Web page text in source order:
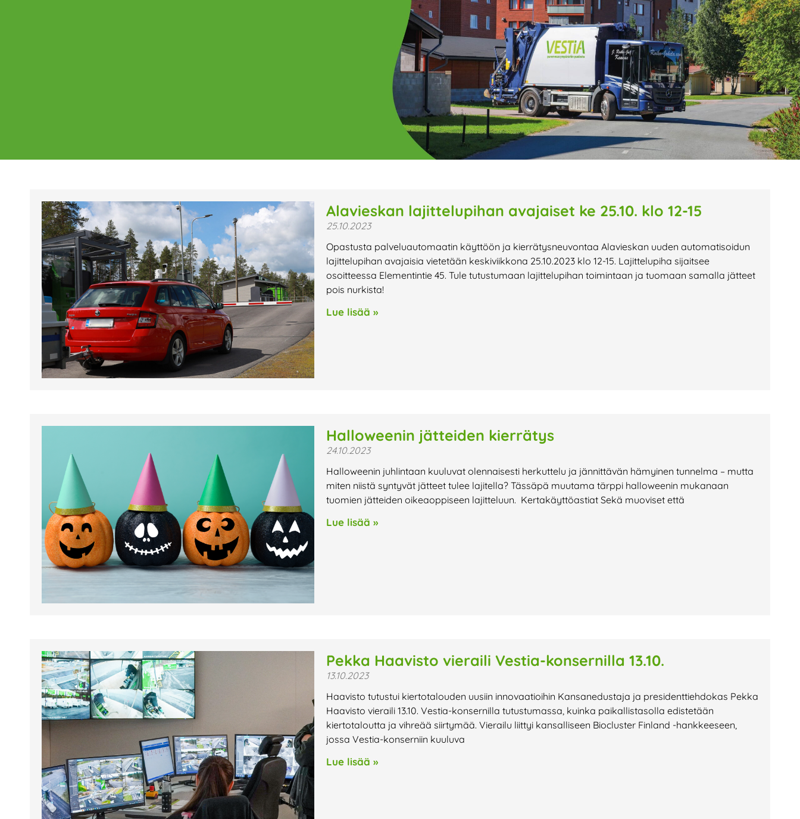
Ajankohtaista
Tältä sivulta löydät Vestian ajankohtaiset uutiset,
mahdolliset poikkeukset aukioloajoissa ja lähiaikojen
tapahtumat.
Alavieskan lajittelupihan avajaiset ke 25.10. klo 12-15
25.10.2023
Opastusta palveluautomaatin käyttöön ja kierrätysneuvontaa Alavieskan uuden automatisoidun
lajittelupihan avajaisia vietetään keskiviikkona 25.10.2023 klo 12-15. Lajittelupiha sijaitsee
osoitteessa Elementintie 45. Tule tutustumaan lajittelupihan toimintaan ja tuomaan samalla jätteet
pois nurkista!
Lue lisää »
Halloweenin jätteiden kierrätys
24.10.2023
Halloweenin juhlintaan kuuluvat olennaisesti herkuttelu ja jännittävän hämyinen tunnelma – mutta
miten niistä syntyvät jätteet tulee lajitella? Tässäpä muutama tärppi halloweenin mukanaan
tuomien jätteiden oikeaoppiseen lajitteluun. Kertakäyttöastiat Sekä muoviset että
Lue lisää »
Pekka Haavisto vieraili Vestia-konsernilla 13.10.
13.10.2023
Haavisto tutustui kiertotalouden uusiin innovaatioihin Kansanedustaja ja presidenttiehdokas Pekka
Haavisto vieraili 13.10. Vestia-konsernilla tutustumassa, kuinka paikallistasolla edistetään
kiertotaloutta ja vihreää siirtymää. Vierailu liittyi kansalliseen Biocluster Finland -hankkeeseen,
jossa Vestia-konserniin kuuluva
Lue lisää »
PagePagePagePagePage